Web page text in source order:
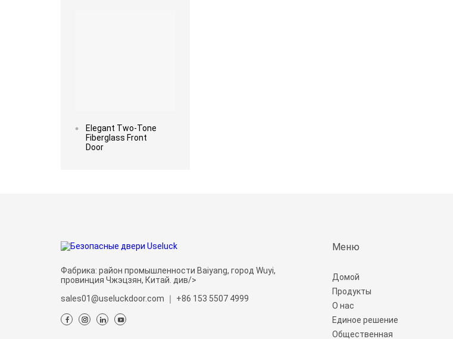
Elegant Two-Tone
Fiberglass Front
Door
Фабрика: район промышленности Baiyang, город Wuyi,
провинция Чжэцзян, Китай. див/>
sales01@useluckdoor.com
｜ +86 153 5507 4999
Меню
Домой
Продукты
О нас
Единое решение
Общественная